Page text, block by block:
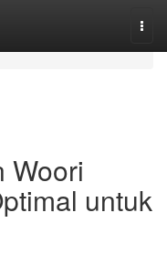
Woori
untuk